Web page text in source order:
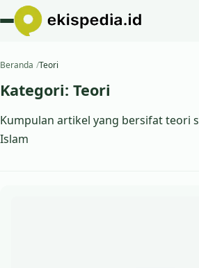
Beranda Teori
Kategori: Teori
Kumpulan artikel yang bersifat teori
Islam